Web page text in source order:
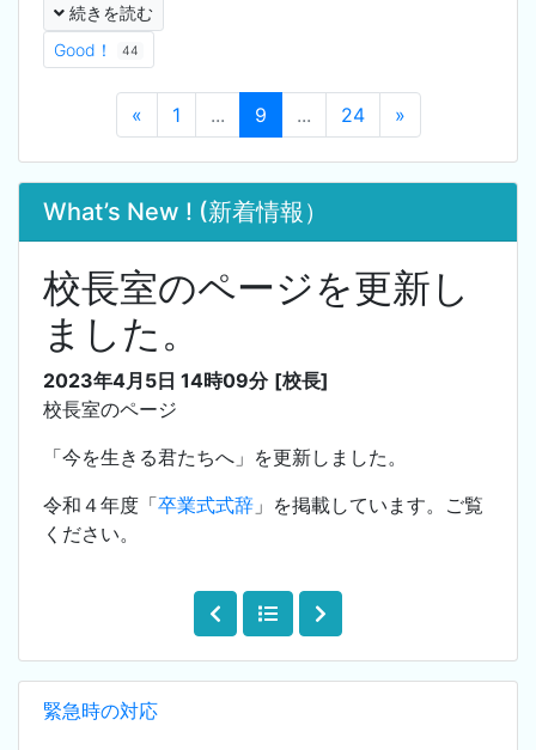
緊急時の対応
続きを読む
Good！
44
« 1 ... 9 ... 24 »
What’s New ! (新着情報）
校長室のページを更新し
ました。
2023年4月5日 14時09分 [校長]
校長室のページ
「今を生きる君たちへ」を更新しました。
令和４年度「卒業式式辞 」を掲載しています。ご覧
ください。